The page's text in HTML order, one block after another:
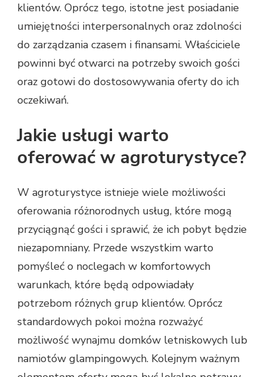
klientów. Oprócz tego, istotne jest posiadanie
umiejętności interpersonalnych oraz zdolności
do zarządzania czasem i finansami. Właściciele
powinni być otwarci na potrzeby swoich gości
oraz gotowi do dostosowywania oferty do ich
oczekiwań.
Jakie usługi warto
oferować w agroturystyce?
W agroturystyce istnieje wiele możliwości
oferowania różnorodnych usług, które mogą
przyciągnąć gości i sprawić, że ich pobyt będzie
niezapomniany. Przede wszystkim warto
pomyśleć o noclegach w komfortowych
warunkach, które będą odpowiadały
potrzebom różnych grup klientów. Oprócz
standardowych pokoi można rozważyć
możliwość wynajmu domków letniskowych lub
namiotów glampingowych. Kolejnym ważnym